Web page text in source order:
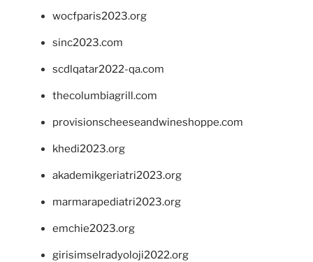
wocfparis2023.org
sinc2023.com
scdlqatar2022-qa.com
thecolumbiagrill.com
provisionscheeseandwineshoppe.com
khedi2023.org
akademikgeriatri2023.org
marmarapediatri2023.org
emchie2023.org
girisimselradyoloji2022.org